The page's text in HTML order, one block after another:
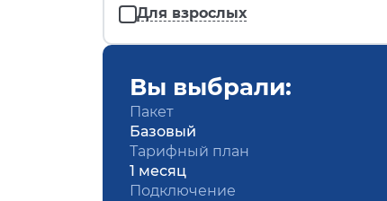
Для взрослых
Вы выбрали:
Пакет
Базовый
Тарифный план
1 месяц
Подключение